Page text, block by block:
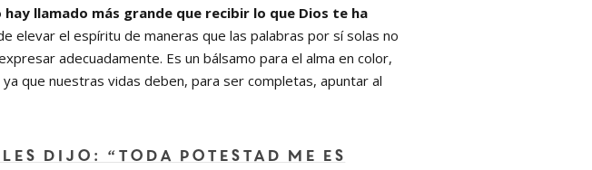
hay llamado más grande que recibir lo que Dios te ha
elevar el espíritu de maneras que las palabras por sí solas no
adecuadamente. Es un bálsamo para el alma en color,
que nuestras vidas deben, para ser completas, apuntar al
dijo: “Toda potestad me es